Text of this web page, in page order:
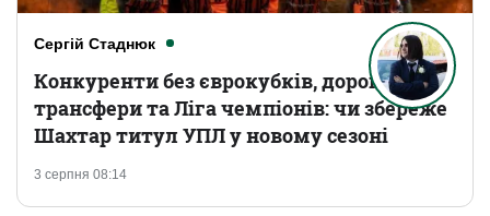
Сергій Стаднюк
3 серпня 08:14
Конкуренти без єврокубків, дорогі
трансфери та Ліга чемпіонів: чи збереже
Шахтар титул УПЛ у новому сезоні